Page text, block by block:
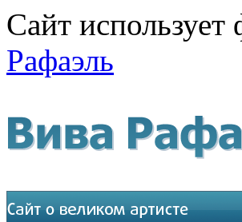
Сайт
Рафаэль